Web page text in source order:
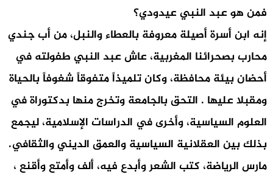
فمن هو عبد النبي عيدودي؟
إنه ابن أسرة أصيلة معروفة بالعطاء والنبل، من أب جندي
محارب بصحرائنا المغربية، عاش عبد النبي طفولته في
أحضان بيئة محافظة، وكان تلميذاً متفوقاً شغوفاً بالحياة
ومقبلا عليها . التحق بالجامعة وتخرج منها بدكتوراة في
العلوم السياسية، وأخرى في الدراسات الإسلامية، ليجمع
بذلك بين العقلانية السياسية والعمق الديني والثقافي.
مارس الرياضة، كتب الشعر وأبدع فيه، ألف وأمتع وأقنع ،